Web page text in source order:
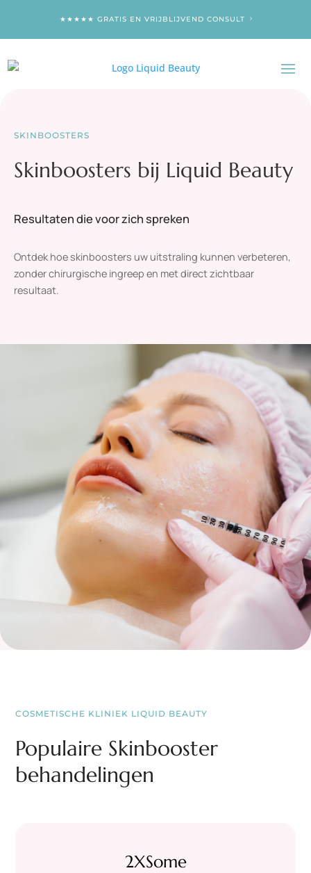
★★★★★ GRATIS EN VRIJBLIJVEND CONSULT
SKINBOOSTERS
Skinboosters bij Liquid Beauty
Resultaten die voor zich spreken
Ontdek hoe skinboosters uw uitstraling kunnen verbeteren,
zonder chirurgische ingreep en met direct zichtbaar
resultaat.
COSMETISCHE KLINIEK LIQUID BEAUTY
Populaire Skinbooster
behandelingen
2XSome